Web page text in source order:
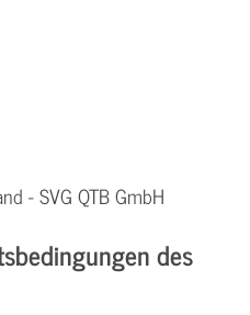
- SVG QTB GmbH
des